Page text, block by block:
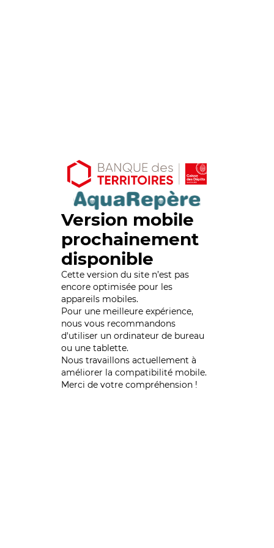
Version mobile
prochainement
disponible
Cette version du site n’est pas
encore optimisée pour les
appareils mobiles.
Pour une meilleure expérience,
nous vous recommandons
d'utiliser un ordinateur de bureau
ou une tablette.
Nous travaillons actuellement à
améliorer la compatibilité mobile.
Merci de votre compréhension !